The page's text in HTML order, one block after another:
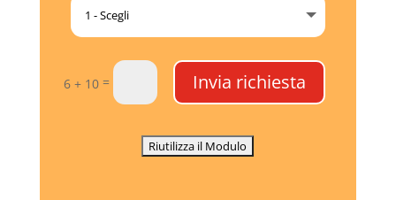
6 + 10 = Invia richiesta